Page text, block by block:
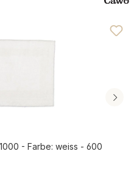
- Farbe: weiss - 600